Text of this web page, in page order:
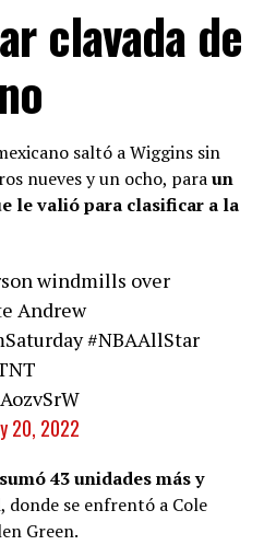
clavada de
saltó a Wiggins sin
nueves y un ocho, paraun
le valió para clasificar a la
windmills over
Andrew
#NBAAllStar
20, 2022
43 unidades más y
, donde se enfrentó a Cole
Green.